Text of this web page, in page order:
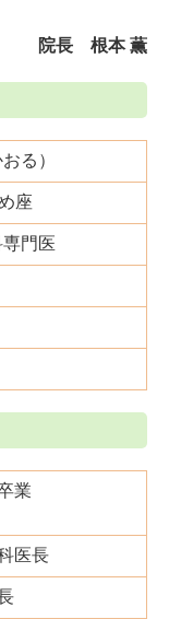
院長 根本 薫
る）
座
門医
業
医長